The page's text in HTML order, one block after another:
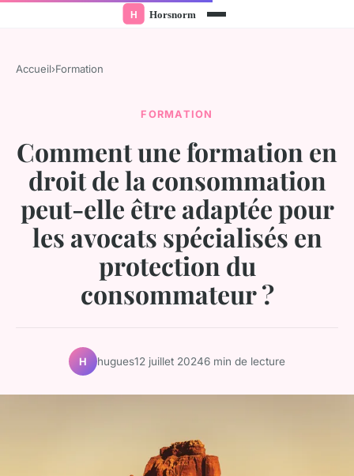
Accueil›Formation
FORMATION
Comment une formation en
droit de la consommation
peut-elle être adaptée pour
les avocats spécialisés en
protection du
consommateur ?
H hugues12 juillet 20246 min de lecture